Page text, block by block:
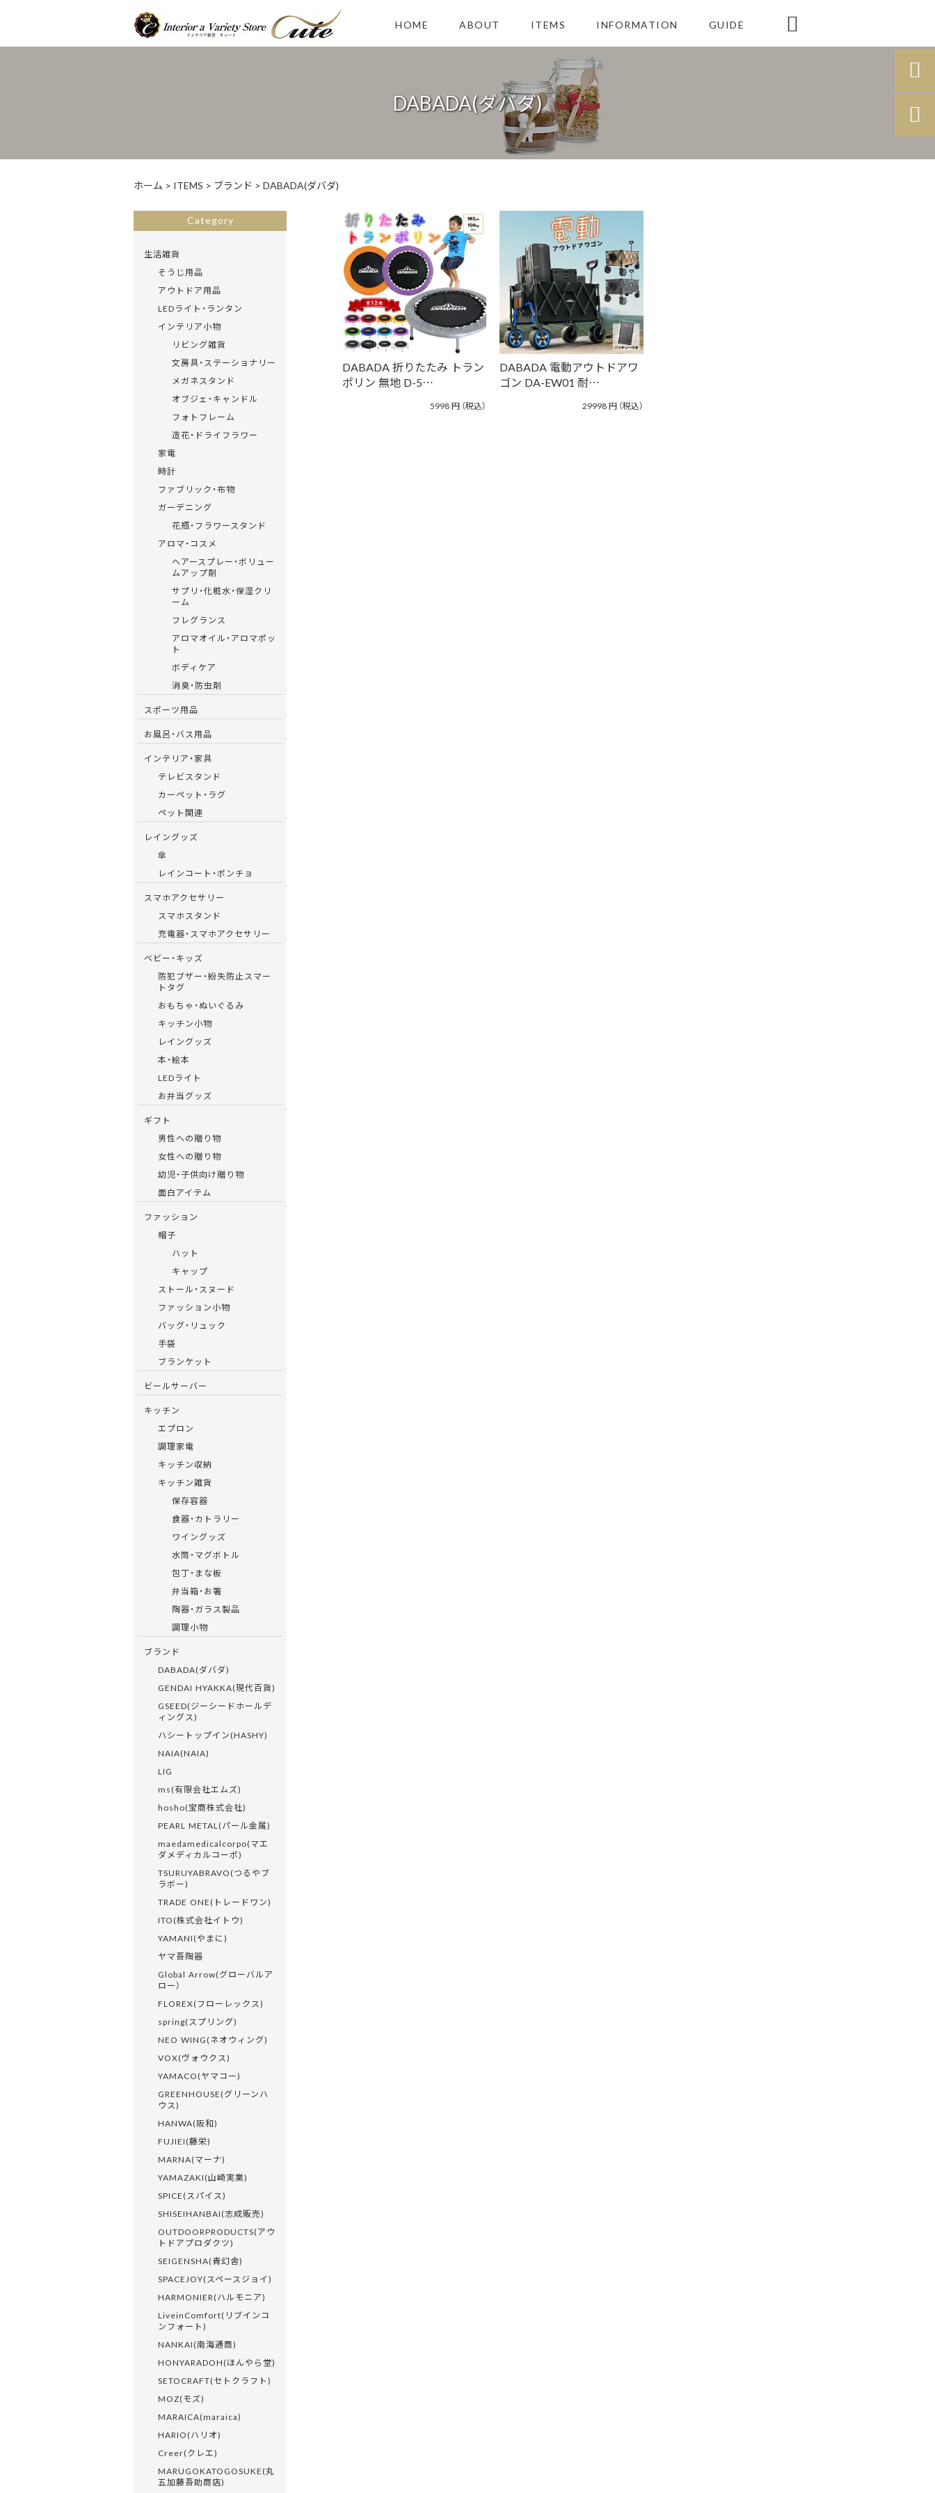
HOME ABOUT ITEMS INFORMATION GUIDE 
DABADA(ダバダ)
ホーム > ITEMS > ブランド > DABADA(ダバダ)
DABADA 折りたたみ トラン
ポリン 無地 D-5…
5998円 （税込）
DABADA 電動アウトドアワ
ゴン DA-EW01 耐…
29998円 （税込）
Category
生活雑貨
そうじ用品
アウトドア用品
LEDライト・ランタン
インテリア小物
リビング雑貨
文房具・ステーショナリー
メガネスタンド
オブジェ・キャンドル
フォトフレーム
造花・ドライフラワー
家電
時計
ファブリック・布物
ガーデニング
花瓶・フラワースタンド
アロマ・コスメ
ヘアースプレー・ボリュー
ムアップ剤
サプリ・化粧水・保湿クリ
ーム
フレグランス
アロマオイル・アロマポッ
ト
ボディケア
消臭・防虫剤
スポーツ用品
お風呂・バス用品
インテリア・家具
テレビスタンド
カーペット・ラグ
ペット関連
レイングッズ
傘
レインコート・ポンチョ
スマホアクセサリー
スマホスタンド
充電器・スマホアクセサリー
ベビー・キッズ
防犯ブザー・紛失防止スマー
トタグ
おもちゃ・ぬいぐるみ
キッチン小物
レイングッズ
本・絵本
LEDライト
お弁当グッズ
ギフト
男性への贈り物
女性への贈り物
幼児・子供向け贈り物
面白アイテム
ファッション
帽子
ハット
キャップ
ストール・スヌード
ファッション小物
バッグ・リュック
手袋
ブランケット
ビールサーバー
キッチン
エプロン
調理家電
キッチン収納
キッチン雑貨
保存容器
食器・カトラリー
ワイングッズ
水筒・マグボトル
包丁・まな板
弁当箱・お箸
陶器・ガラス製品
調理小物
ブランド
DABADA(ダバダ)
GENDAI HYAKKA(現代百貨)
GSEED(ジーシードホールデ
ィングス)
ハシートップイン(HASHY)
NAIA(NAIA)
LIG
ms(有限会社エムズ)
hosho(宝商株式会社)
PEARL METAL(パール金属)
maedamedicalcorpo(マエ
ダメディカルコーポ)
TSURUYABRAVO(つるやブ
ラボー)
TRADE ONE(トレードワン)
ITO(株式会社イトウ)
YAMANI(やまに)
ヤマ吾陶器
Global Arrow(グローバルア
ロー）
FLOREX(フローレックス)
spring(スプリング)
NEO WING(ネオウィング)
VOX(ヴォウクス)
YAMACO(ヤマコー)
GREENHOUSE(グリーンハ
ウス)
HANWA(阪和)
FUJIEI(藤栄)
MARNA(マーナ)
YAMAZAKI(山崎実業)
SPICE(スパイス)
SHISEIHANBAI(志成販売)
OUTDOORPRODUCTS(アウ
トドアプロダクツ)
SEIGENSHA(青幻舎)
SPACEJOY(スペースジョイ)
HARMONIER(ハルモニア)
LiveinComfort(リブインコ
ンフォート)
NANKAI(南海通商)
HONYARADOH(ほんやら堂)
SETOCRAFT(セトクラフト)
MOZ(モズ)
MARAICA(maraica)
HARIO(ハリオ)
Creer(クレエ)
MARUGOKATOGOSUKE(丸
五加藤吾助商店)

